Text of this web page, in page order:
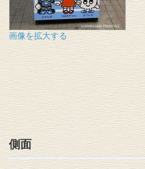
画像を拡大する
側面